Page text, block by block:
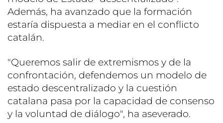
Además, ha avanzado que la formación
estaría dispuesta a mediar en el conflicto
catalán.
"Queremos salir de extremismos y de la
confrontación, defendemos un modelo de
estado descentralizado y la cuestión
catalana pasa por la capacidad de consenso
y la voluntad de diálogo", ha aseverado.